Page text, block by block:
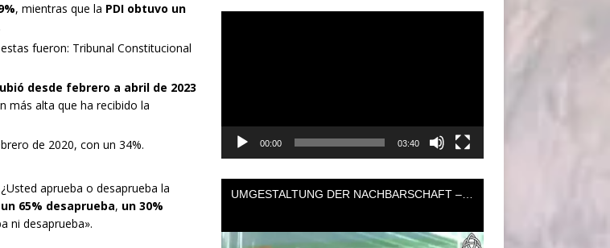
, mientras que la PDI obtuvo un
fueron: Tribunal Constitucional
desde febrero a abril de 2023
más alta que ha recibido la
de 2020, con un 34%.
aprueba o desaprueba la
un 65% desaprueba, un 30%
ni desaprueba».
00:00 03:40